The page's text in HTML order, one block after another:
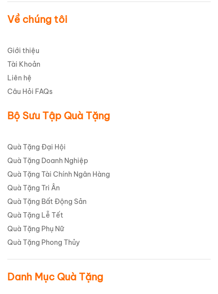
Về chúng tôi
Giới thiệu
Tài Khoản
Liên hệ
Câu Hỏi FAQs
Bộ Sưu Tập Quà Tặng
Quà Tặng Đại Hội
Quà Tặng Doanh Nghiệp
Quà Tặng Tài Chính Ngân Hàng
Quà Tặng Tri Ân
Quà Tặng Bất Động Sản
Quà Tặng Lễ Tết
Quà Tặng Phụ Nữ
Quà Tặng Phong Thủy
Danh Mục Quà Tặng